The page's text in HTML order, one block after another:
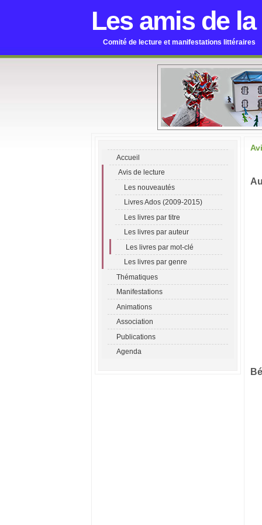
Les amis de
Comité de lecture et manifestations littéraires
Accueil
Avis de lecture
Les nouveautés
Livres Ados (2009-2015)
Les livres par titre
Les livres par auteur
Les livres par mot-clé
Les livres par genre
Thématiques
Manifestations
Animations
Association
Publications
Agenda